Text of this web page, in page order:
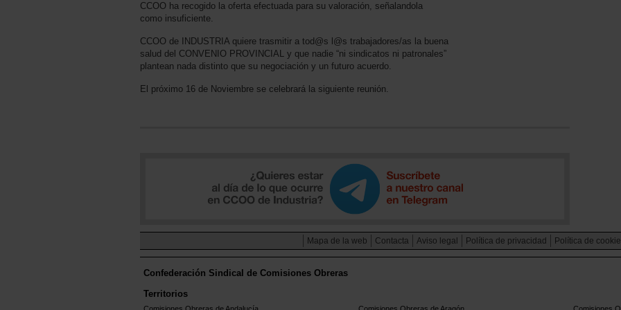
CCOO ha recogido la oferta efectuada para su valoración, señalandola
como insuficiente.
CCOO de INDUSTRIA quiere trasmitir a tod@s l@s trabajadores/as la buena
salud del CONVENIO PROVINCIAL y que nadie “ni sindicatos ni patronales”
plantean nada distinto que su negociación y un futuro acuerdo.
El próximo 16 de Noviembre se celebrará la siguiente reunión.
Mapa de la web Contacta Aviso legal Política de privacidad Política de
Confederación Sindical de Comisiones Obreras
Territorios